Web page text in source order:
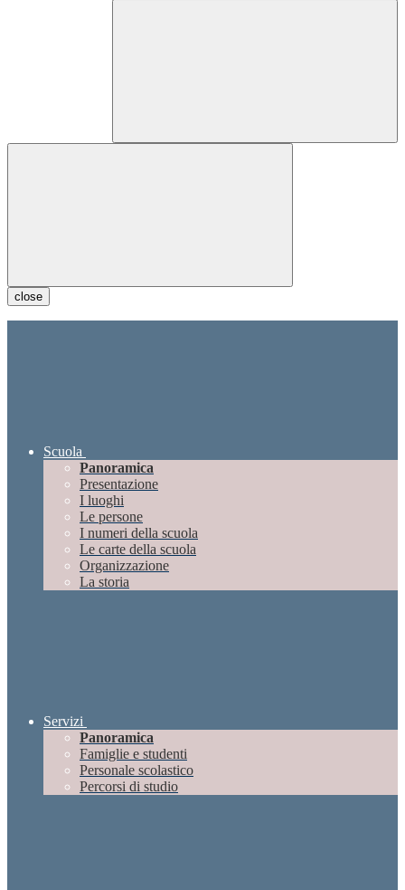
close
Scuola
Panoramica
Presentazione
I luoghi
Le persone
I numeri della scuola
Le carte della scuola
Organizzazione
La storia
Servizi
Panoramica
Famiglie e studenti
Personale scolastico
Percorsi di studio